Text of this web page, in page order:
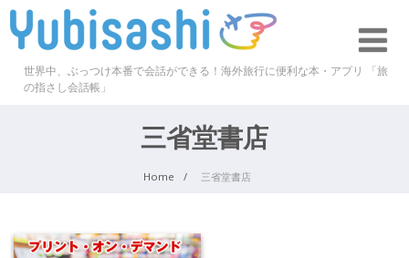
世界中、ぶっつけ本番で会話ができる！海外旅行に便利な本・アプリ 「旅
の指さし会話帳」
三省堂書店
Home 三省堂書店